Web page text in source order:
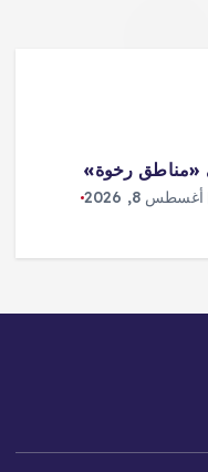
«مناطق رخوة»
أغسطس 8, 2026